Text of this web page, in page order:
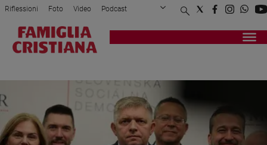
Attualità
Economia
Legalità
Riflessioni Foto Video Podcast
Privacy Policy Chi siamo
Registrati Redazione